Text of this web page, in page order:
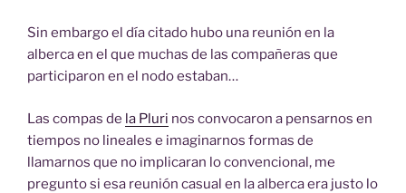
Sin embargo el día citado hubo una reunión en la
alberca en el que muchas de las compañeras que
participaron en el nodo estaban…
Las compas de la Pluri nos convocaron a pensarnos en
tiempos no lineales e imaginarnos formas de
llamarnos que no implicaran lo convencional, me
pregunto si esa reunión casual en la alberca era justo lo